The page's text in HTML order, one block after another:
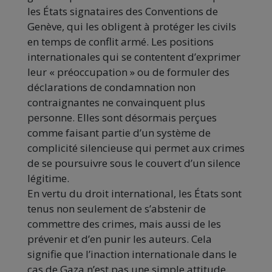
les États signataires des Conventions de
Genève, qui les obligent à protéger les civils
en temps de conflit armé. Les positions
internationales qui se contentent d’exprimer
leur « préoccupation » ou de formuler des
déclarations de condamnation non
contraignantes ne convainquent plus
personne. Elles sont désormais perçues
comme faisant partie d’un système de
complicité silencieuse qui permet aux crimes
de se poursuivre sous le couvert d’un silence
légitime.
En vertu du droit international, les États sont
tenus non seulement de s’abstenir de
commettre des crimes, mais aussi de les
prévenir et d’en punir les auteurs. Cela
signifie que l’inaction internationale dans le